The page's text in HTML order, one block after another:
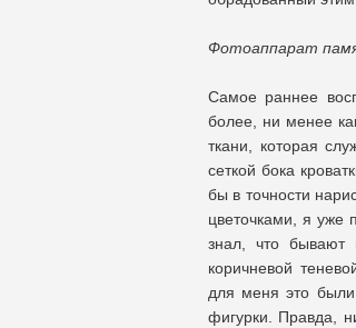
Фотоаппарат
Самое раннее
более, ни менее
ткани, которая
сеткой бока
бы в точности
цветочками, я уже
знал, что бывают
коричневой
для меня это
фигурки. Правда,